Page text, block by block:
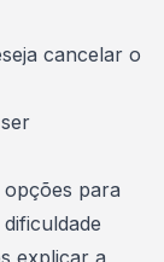
cancelar o
para
dificuldade
explicar a